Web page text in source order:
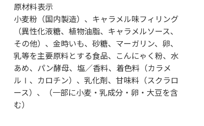
原材料表示
小麦粉（国内製造）、キャラメル味フィリング
（異性化液糖、植物油脂、キャラメルソース、
その他）、金時いも、砂糖、マーガリン、卵、
乳等を主要原料とする食品、こんにゃく粉、水
あめ、パン酵母、塩／香料、着色料（カラメ
ルⅠ、カロチン）、乳化剤、甘味料（スクラロ
ース）、（一部に小麦・乳成分・卵・大豆を含
む）